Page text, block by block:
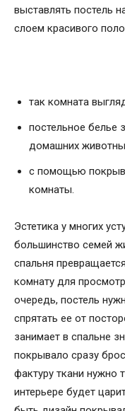
выставлять постель
слоем красивого
так комната
постельное белье
домашних
с помощью
комнаты.
Эстетика у многих
большинство семей
спальня
комнату для
очередь, постель
спрятать ее от
занимает в спальне
покрывало сразу
фактуру ткани нужно
интерьере будет